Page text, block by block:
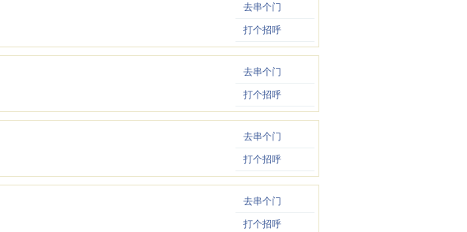
去串个门
打个招呼
去串个门
打个招呼
去串个门
打个招呼
去串个门
打个招呼